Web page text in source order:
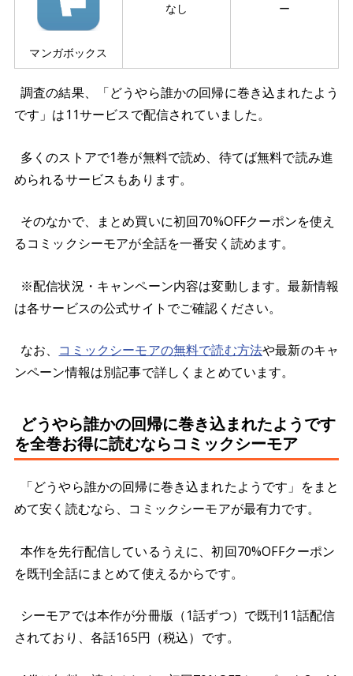
マンガボックス
なし ー
調査の結果、「どうやら誰かの回帰に巻き込まれたよう
です」は11サービスで配信されていました。
多くのストアで1巻が無料で読め、待てば無料で読み進
められるサービスもあります。
そのなかで、まとめ買いに初回70%OFFクーポンを使え
るコミックシーモアが全話を一番安く読めます。
※配信状況・キャンペーン内容は変動します。最新情報
は各サービスの公式サイトでご確認ください。
なお、 コミックシーモアの無料で読む方法や最新のキャ
ンペーン情報は別記事で詳しくまとめています。
どうやら誰かの回帰に巻き込まれたようです
を全巻お得に読むならコミックシーモア
「どうやら誰かの回帰に巻き込まれたようです」をまと
めて安く読むなら、コミックシーモアが最有力です。
本作を先行配信しているうえに、初回70%OFFクーポン
を既刊全話にまとめて使えるからです。
シーモアでは本作が分冊版（1話ずつ）で既刊11話配信
されており、各話165円（税込）です。